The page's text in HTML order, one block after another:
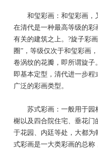
和玺彩画：和玺彩画，
在清代是一种最高等级的彩
有关的建筑之上。?旋子彩
圈”，等级仅次于和玺彩画
卷涡纹的花瓣，即所谓旋子
即基本定型，清代进一步
广泛的彩画类型。
苏式彩画：一般用于园林
榭以及四合院住宅、垂花门
于花园、内廷等处，大都
式彩画是一大类彩画的总称